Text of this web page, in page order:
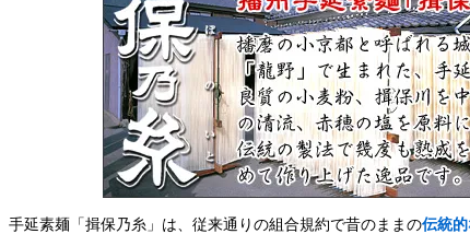
手延素麺「揖保乃糸」は、従来通りの組合規約で昔のままの伝統